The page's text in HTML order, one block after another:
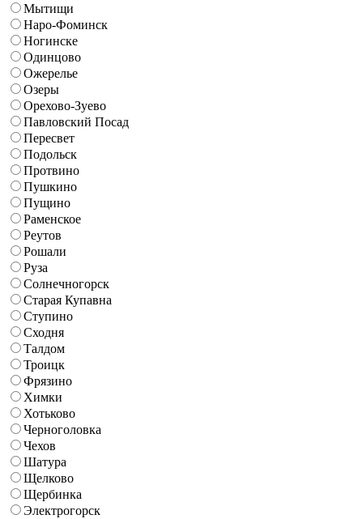
Мытищи
Наро-Фоминск
Ногинске
Одинцово
Ожерелье
Озеры
Орехово-Зуево
Павловский Посад
Пересвет
Подольск
Протвино
Пушкино
Пущино
Раменское
Реутов
Рошали
Руза
Солнечногорск
Старая Купавна
Ступино
Сходня
Талдом
Троицк
Фрязино
Химки
Хотьково
Черноголовка
Чехов
Шатура
Щелково
Щербинка
Электрогорск